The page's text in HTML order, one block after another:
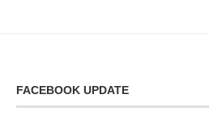
FACEBOOK UPDATE